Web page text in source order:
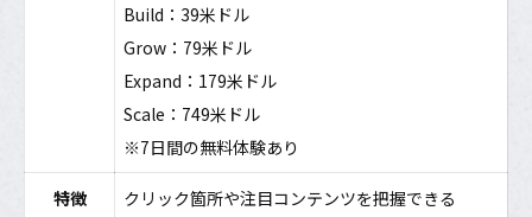
Build：39米ドル
Grow：79米ドル
Expand：179米ドル
Scale：749米ドル
※7日間の無料体験あり
特徴
クリック箇所や注目コンテンツを把握できる